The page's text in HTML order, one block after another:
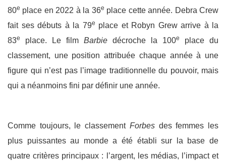
80e place en 2022 à la 36e place cette année. Debra Crew
fait ses débuts à la 79e place et Robyn Grew arrive à la
83e place. Le film Barbie décroche la 100e
place du
classement, une position attribuée chaque année à une
figure qui n’est pas l’image traditionnelle du pouvoir, mais
qui a néanmoins fini par définir une année.
Comme toujours, le classement Forbesdes femmes les
plus puissantes au monde a été établi sur la base de
quatre critères principaux : l’argent, les médias, l’impact et